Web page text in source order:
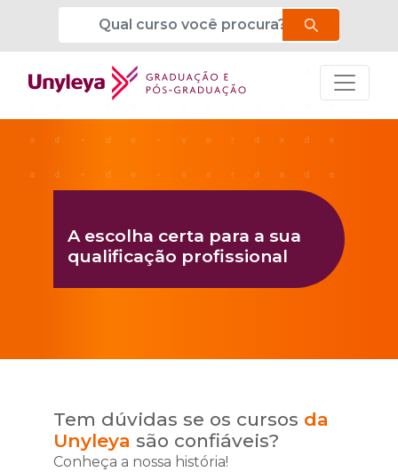
A escolha certa para a sua
qualificação profissional
Tem dúvidas se os cursos da
Unyleya são confiáveis?
Conheça a nossa história!